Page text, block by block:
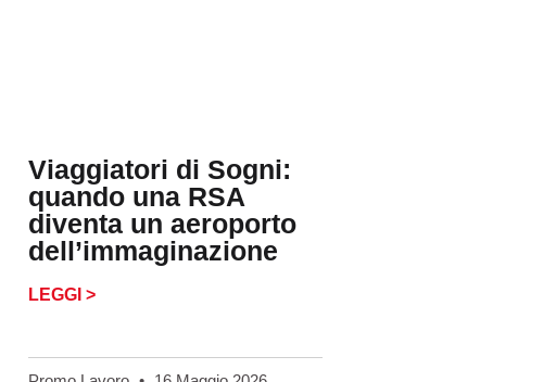
Viaggiatori di Sogni:
quando una RSA
diventa un aeroporto
dell’immaginazione
LEGGI >